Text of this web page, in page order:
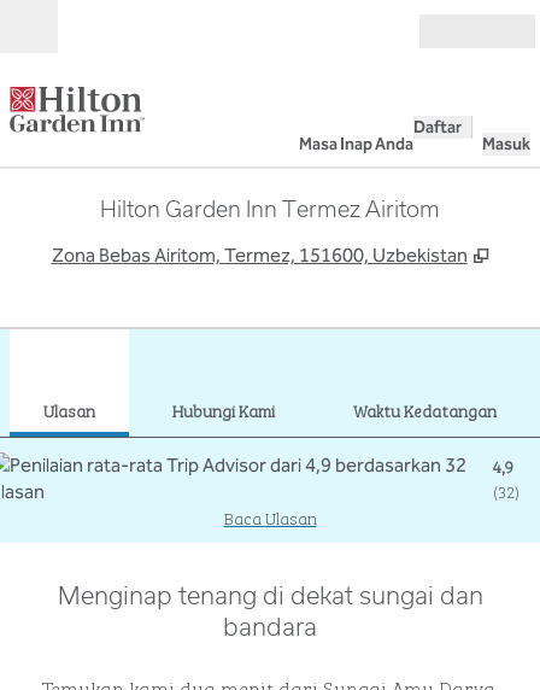
Masa Inap Anda
Daftar
Masuk
Hilton Garden Inn Termez Airitom
Zona Bebas Airitom, Termez, 151600, Uzbekistan ,
Ulasan Hubungi Kami Waktu Kedatangan
4,9
(32)
Baca Ulasan
Menginap tenang di dekat sungai dan
bandara